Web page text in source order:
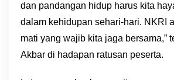
dan pandangan hidup harus kita
dalam kehidupan sehari-hari. NKRI
mati yang wajib kita jaga bersama,”
Akbar di hadapan ratusan peserta.